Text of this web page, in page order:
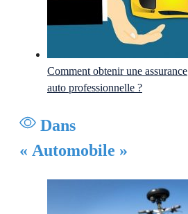
Comment obtenir une assurance
auto professionnelle ?
Dans
« Automobile »